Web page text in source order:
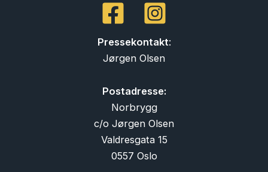
Pressekontakt:
Jørgen Olsen
Postadresse:
Norbrygg
c/o Jørgen Olsen
Valdresgata 15
0557 Oslo